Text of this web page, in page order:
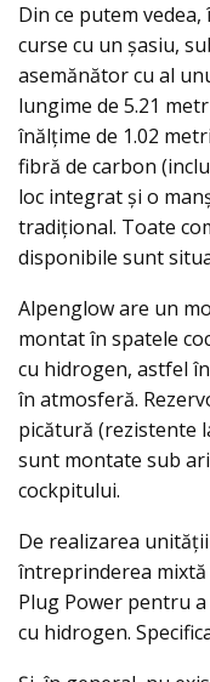
Din ce putem
curse cu un şasiu,
asemănător cu al
lungime de 5.21
înălțime de 1.02
fibră de carbon
loc integrat şi o
tradiţional. Toate
disponibile sunt
Alpenglow are un
montat în spatele
cu hidrogen, astfel
în atmosferă.
picătură (rezistente
sunt montate sub
cockpitului.
De realizarea
întreprinderea
Plug Power pentru
cu hidrogen.